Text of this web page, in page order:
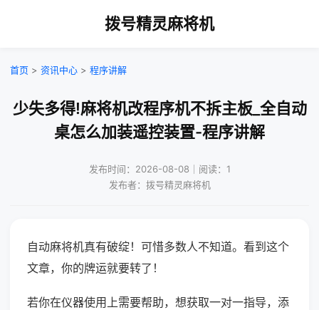
拨号精灵麻将机
首页 > 资讯中心 > 程序讲解
少失多得!麻将机改程序机不拆主板_全自动
桌怎么加装遥控装置-程序讲解
发布时间：2026-08-08｜阅读：1
发布者：拨号精灵麻将机
自动麻将机真有破绽！可惜多数人不知道。看到这个
文章，你的牌运就要转了！
若你在仪器使用上需要帮助，想获取一对一指导，添